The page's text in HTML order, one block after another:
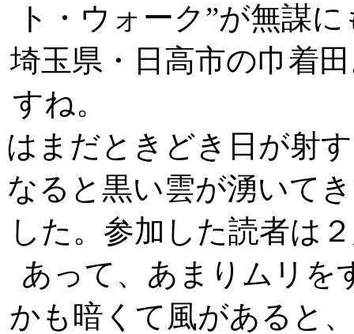
ト・ウォーク”が無
埼玉県・日高市の巾着
すね
はまだときどき日が射
なると黒い雲が湧いて
した。参加した読者は
あって、あまりムリを
かも暗くて風があると